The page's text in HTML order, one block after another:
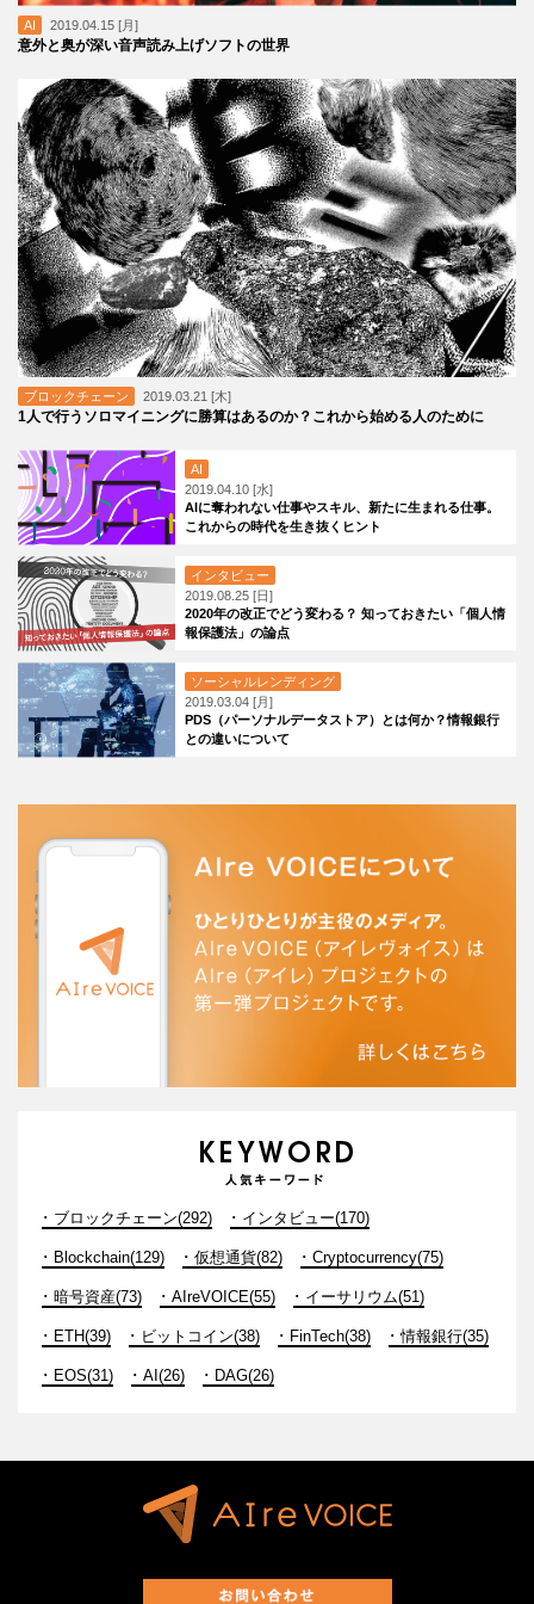
AI 2019.04.15 [月]
意外と奥が深い音声読み上げソフトの世界
ブロックチェーン 2019.03.21 [木]
1人で行うソロマイニングに勝算はあるのか？これから始める人のために
AI
2019.04.10 [水]
AIに奪われない仕事やスキル、新たに生まれる仕事。
これからの時代を生き抜くヒント
インタビュー
2019.08.25 [日]
2020年の改正でどう変わる？ 知っておきたい「個人情
報保護法」の論点
ソーシャルレンディング
2019.03.04 [月]
PDS（パーソナルデータストア）とは何か？情報銀行
との違いについて
ブロックチェーン(292) インタビュー(170)
Blockchain(129) 仮想通貨(82) Cryptocurrency(75)
暗号資産(73) AIreVOICE(55) イーサリウム(51)
ETH(39) ビットコイン(38) FinTech(38) 情報銀行(35)
EOS(31) AI(26) DAG(26)